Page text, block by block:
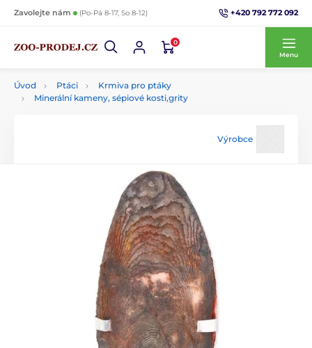
Zavolejte nám (Po-Pá 8-17, So 8-12) +420 792 772 092
0
Menu
Úvod Ptáci
Krmiva pro ptáky
Minerální kameny, sépiové kosti,grity
Výrobce